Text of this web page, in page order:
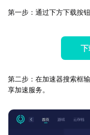
第一步：通过下方下载按
第二步：在加速器搜索框
享加速服务。